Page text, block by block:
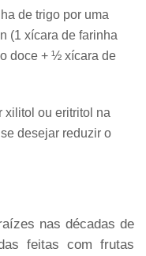
de trigo por uma
(1 xícara de farinha
doce + ½ xícara de
xilitol ou eritritol na
desejar reduzir o
nas décadas de
feitas com frutas